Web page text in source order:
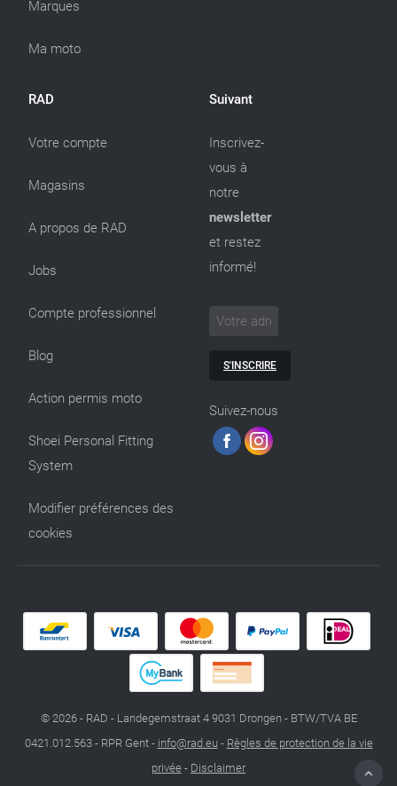
Marques
Ma moto
RAD
Votre compte
Magasins
A propos de RAD
Jobs
Compte professionnel
Blog
Action permis moto
Shoei Personal Fitting
System
Modifier préférences des
cookies
Suivant
Inscrivez-
vous à
notre
newsletter
et restez
informé!
S'INSCRIRE
Suivez-nous
© 2026 - RAD - Landegemstraat 4 9031 Drongen - BTW/TVA BE
0421.012.563 - RPR Gent - info@rad.eu - Règles de protection de la vie
privée - Disclaimer